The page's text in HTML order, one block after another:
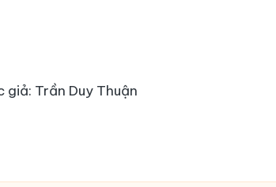
giả: Trần Duy Thuận